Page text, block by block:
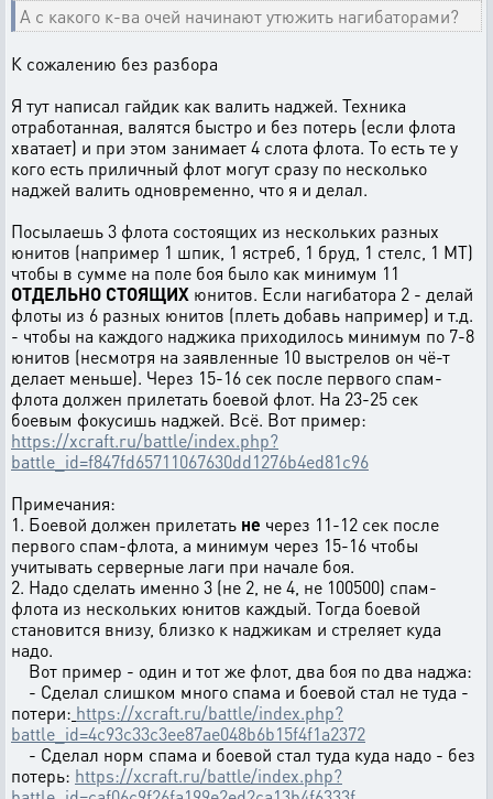
А с какого к-ва очей начинают утюжить нагибаторами?
К сожалению без разбора
Я тут написал гайдик как валить наджей. Техника
отработанная, валятся быстро и без потерь (если флота
хватает) и при этом занимает 4 слота флота. То есть те у
кого есть приличный флот могут сразу по несколько
наджей валить одновременно, что я и делал.
Посылаешь 3 флота состоящих из нескольких разных
юнитов (например 1 шпик, 1 ястреб, 1 бруд, 1 стелс, 1 МТ)
чтобы в сумме на поле боя было как минимум 11
ОТДЕЛЬНО СТОЯЩИХ юнитов. Если нагибатора 2 - делай
флоты из 6 разных юнитов (плеть добавь например) и т.д.
- чтобы на каждого наджика приходилось минимум по 7-8
юнитов (несмотря на заявленные 10 выстрелов он чё-т
делает меньше). Через 15-16 сек после первого спам-
флота должен прилетать боевой флот. На 23-25 сек
боевым фокусишь наджей. Всё. Вот пример:
https://xcraft.ru/battle/index.php?
battle_id=f847fd65711067630dd1276b4ed81c96
Примечания:
1. Боевой должен прилетать не через 11-12 сек после
первого спам-флота, а минимум через 15-16 чтобы
учитывать серверные лаги при начале боя.
2. Надо сделать именно 3 (не 2, не 4, не 100500) спам-
флота из нескольких юнитов каждый. Тогда боевой
становится внизу, близко к наджикам и стреляет куда
надо.
Вот пример - один и тот же флот, два боя по два наджа:
- Сделал слишком много спама и боевой стал не туда -
потери: https://xcraft.ru/battle/index.php?
battle_id=4c93c33c3ee87ae048b6b15f4f1a2372
- Сделал норм спама и боевой стал туда куда надо - без
потерь: https://xcraft.ru/battle/index.php?